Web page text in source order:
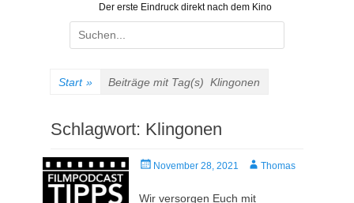
Der erste Eindruck direkt nach dem Kino
Suche
nach:
Start » Beiträge mit Tag(s) Klingonen
Schlagwort: Klingonen
Veröffentlicht
November 28, 2021 AutorThomas
Wir versorgen Euch mit